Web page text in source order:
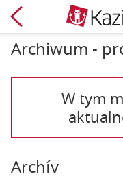
Archiwum -
W tym
Archív